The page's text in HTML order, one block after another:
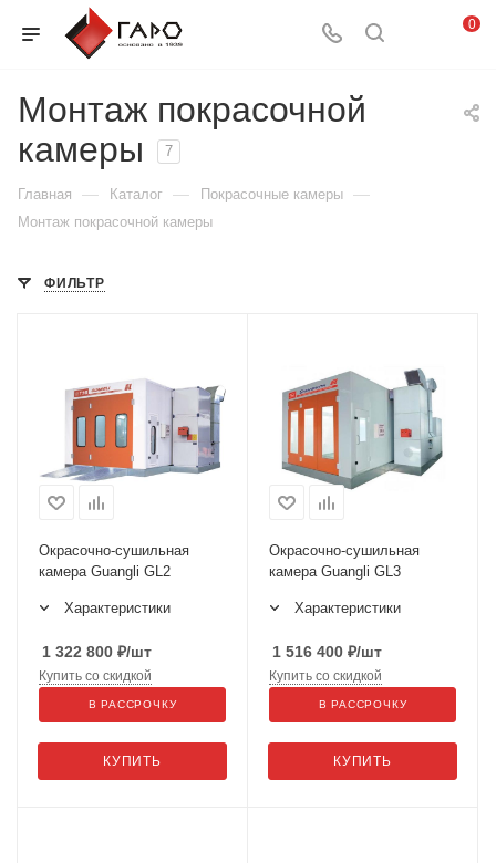
0
Монтаж покрасочной
камеры
7
Главная — Каталог — Покрасочные камеры —
Монтаж покрасочной камеры
ФИЛЬТР
Окрасочно-сушильная
камера Guangli GL2
Характеристики
1 322 800 ₽/шт
КУПИТЬ
Купить со скидкой
В РАССРОЧКУ
Окрасочно-сушильная
камера Guangli GL3
Характеристики
1 516 400 ₽/шт
КУПИТЬ
Купить со скидкой
В РАССРОЧКУ